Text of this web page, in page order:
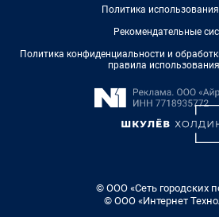
Политика
Рекомендательные
Политика конфиденциальности и
правила
© ООО «Сеть городских
© ООО «Интернет